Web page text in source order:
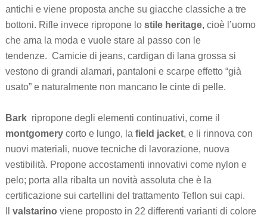
antichi e viene proposta anche su giacche classiche a tre
bottoni. Rifle invece ripropone lo stile heritage, cioè l’uomo
che ama la moda e vuole stare al passo con le
tendenze. Camicie di jeans, cardigan di lana grossa si
vestono di grandi alamari, pantaloni e scarpe effetto “già
usato” e naturalmente non mancano le cinte di pelle.
Bark ripropone degli elementi continuativi, come il
montgomerycorto e lungo, la field jacket, e li rinnova con
nuovi materiali, nuove tecniche di lavorazione, nuova
vestibilità. Propone accostamenti innovativi come nylon e
pelo; porta alla ribalta un novità assoluta che è la
certificazione sui cartellini del trattamento Teflon sui capi.
valstarino viene proposto in 22 differenti varianti di colore